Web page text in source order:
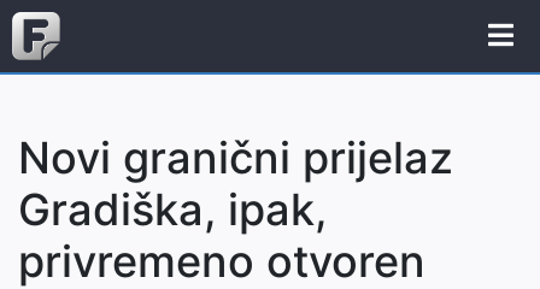
Novi granični prijelaz
Gradiška, ipak,
privremeno otvoren